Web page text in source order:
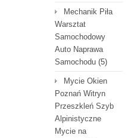
Mechanik Piła
Warsztat
Samochodowy
Auto Naprawa
Samochodu (5)
Mycie Okien
Poznań Witryn
Przeszkleń Szyb
Alpinistyczne
Mycie na